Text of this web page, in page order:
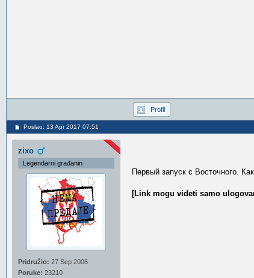
Profil
Poslao: 13 Apr 2017 07:51
zixo
Legendarni građanin
Pridružio: 27 Sep 2006
Poruke: 23210
Первый запуск с Восточного.
[Link mogu videti samo